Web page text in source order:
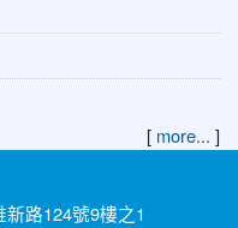
[ more... ]
路124號9樓之1